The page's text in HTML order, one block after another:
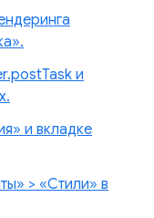
и
и вкладке
> «Стили» в